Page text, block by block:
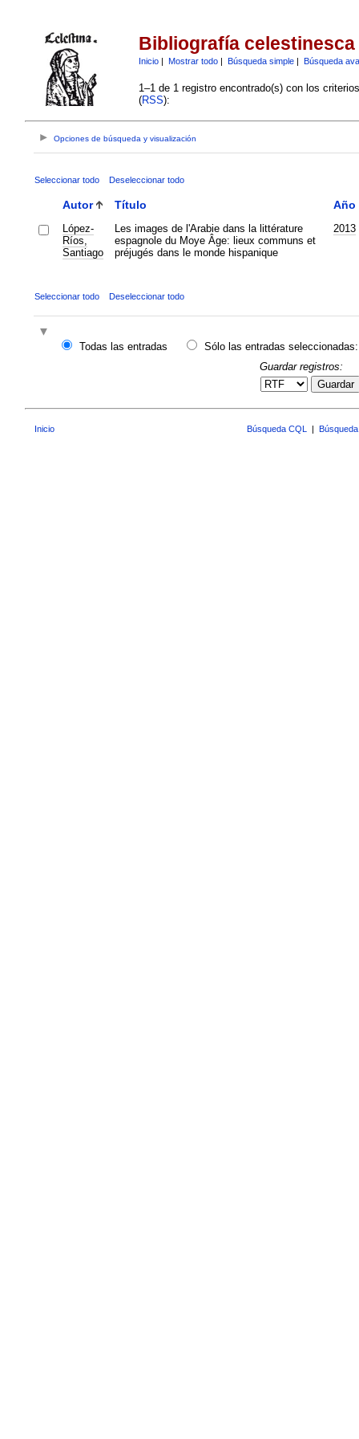
Bibliografía celestinesca
Inicio| Mostrar todo| Búsqueda simple| Búsqueda
1–1 de 1 registro encontrado(s) con los
(RSS):
Opciones de búsqueda y visualización
Seleccionar todo Deseleccionar todo
Autor Título Año
López-
Ríos,
Santiago
Les images de l'Arabie dans la littérature
espagnole du Moye Âge: lieux communs et
préjugés dans le monde hispanique
2013
Seleccionar todo Deseleccionar todo
Todas las entradas
Sólo las entradas seleccionadas:
Guardar registros:
Guardar
Inicio Búsqueda CQL